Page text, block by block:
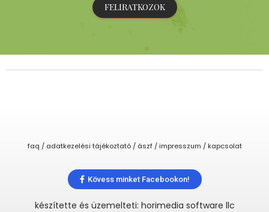
FELIRATKOZOK
faq / adatkezelési tájékoztató / ászf / impresszum / kapcsolat
Kövess minket Facebookon!
készítette és üzemelteti: horimedia software llc